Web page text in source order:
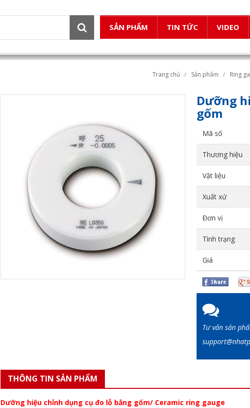
SẢN PHẨM TIN TỨC VIDEO
Trang chủ Sản phẩm Ring
Dưỡng
gốm
Mã số
Thương hiệu
Vật liệu
Xuất xứ
Đơn vị
Tình trạng
Giá
Tư vấn sản
THÔNG TIN SẢN PHẨM
Dưỡng hiệu chỉnh dụng cụ đo lỗ bằng gốm/ Ceramic ring gauge